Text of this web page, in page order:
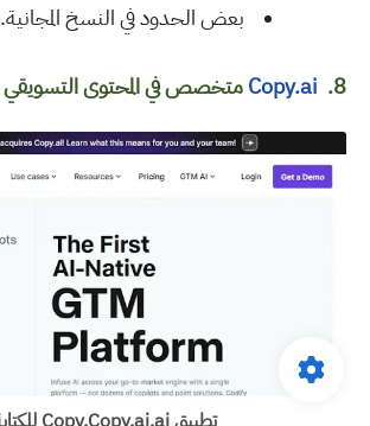
بعض الحدود في النسخ المجانية.
8.
Copy.aiمتخصص في المحتوى التسويقي